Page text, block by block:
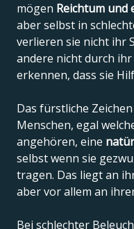
mögen Reichtum und
aber selbst in
verlieren sie nicht ihr
andere nicht durch
erkennen, dass sie
Das fürstliche Zeichen
Menschen, egal
angehören, eine
selbst wenn sie
tragen. Das liegt an
aber vor allem an
Bei schlechter